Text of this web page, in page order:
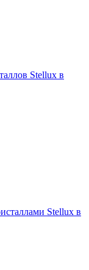
Stellux в
Stellux в